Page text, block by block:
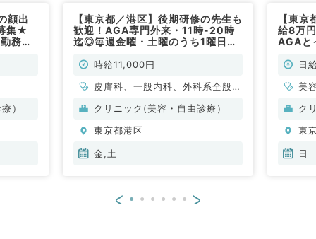
顔出
集★
務！
）
【東京都／港区】後期研修の先生も
歓迎！AGA専門外来・11時-20時
迄◎毎週金曜・土曜のうち1曜日～
時給11,000円
皮膚科、一般内科、外科系全般、
一般外科、美容皮膚科、科目不問
クリニック(美容・自由診療）
東京都港区
金,土
【東
給8万
AGAと
日
美
ク
東
日
< >